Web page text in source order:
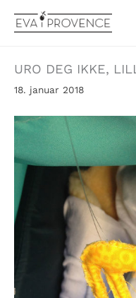
rett
URO DEG IKKE,
18. januar 2018